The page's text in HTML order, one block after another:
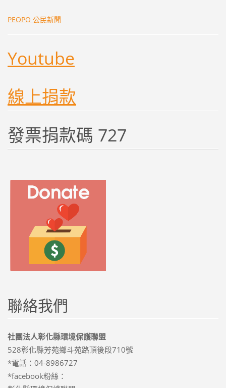
PEOPO 公民新聞
Youtube
線上捐款
發票捐款碼 727
聯絡我們
社團法人彰化縣環境保護聯盟
528彰化縣芳苑鄉斗苑路頂後段710號
*電話：04-8986727
*facebook粉絲：